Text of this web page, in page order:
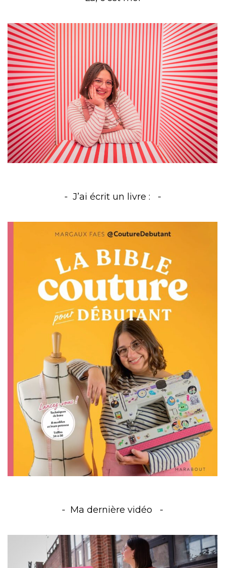
J’ai écrit un livre :
Ma dernière vidéo